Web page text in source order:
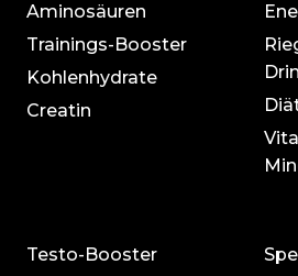
Aminosäuren
Trainings-Booster
Kohlenhydrate
Creatin
Testo-Booster